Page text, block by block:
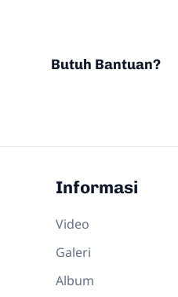
Butuh Bantuan?
Informasi
Video
Galeri
Album